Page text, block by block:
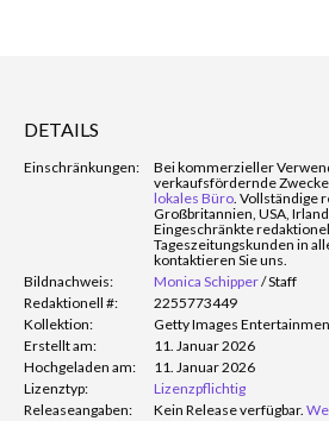
DETAILS
Einschränkungen:
Bei kommerzieller
verkaufsfördernde
lokales Büro. Vollständige
Großbritannien, USA,
Eingeschränkte
Tageszeitungskunden in
kontaktieren Sie uns.
Bildnachweis:
Monica Schipper/Staff
Redaktionell #:
2255773449
Kollektion:
Getty Images
Erstellt am:
11. Januar 2026
Hochgeladen am:
11. Januar 2026
Lizenztyp:
Lizenzpflichtig
Releaseangaben:
Kein Release verfügbar.